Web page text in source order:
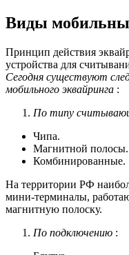
Виды
Принцип действия
устройства для
Сегодня существуют
мобильного эквайринга :
По типу
Чипа.
Магнитной полосы.
Комбинированные.
На территории РФ
мини-терминалы,
магнитную полоску.
По подключению :